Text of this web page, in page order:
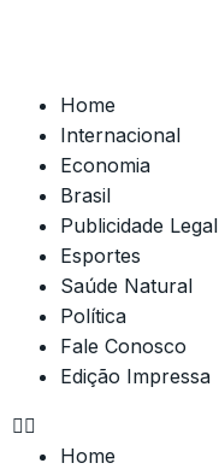
Home
Internacional
Economia
Brasil
Publicidade Legal
Esportes
Saúde Natural
Política
Fale Conosco
Edição Impressa
Home